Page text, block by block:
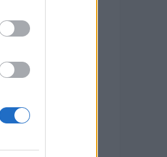
de capital, por
42B)
de gasto
2003, de 4 de abril,
de
día 17 de junio de
de capital, por
y cobertura la
y